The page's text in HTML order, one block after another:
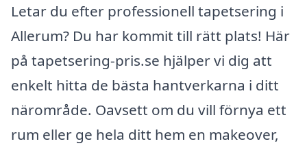
Letar du efter professionell tapetsering i
Allerum? Du har kommit till rätt plats! Här
på tapetsering-pris.se hjälper vi dig att
enkelt hitta de bästa hantverkarna i ditt
närområde. Oavsett om du vill förnya ett
rum eller ge hela ditt hem en makeover,